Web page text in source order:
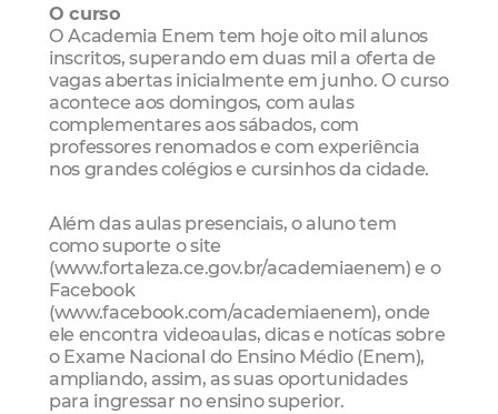
O curso
O Academia Enem tem hoje oito mil alunos
inscritos, superando em duas mil a oferta de
vagas abertas inicialmente em junho. O curso
acontece aos domingos, com aulas
complementares aos sábados, com
professores renomados e com experiência
nos grandes colégios e cursinhos da cidade.
Além das aulas presenciais, o aluno tem
como suporte o site
(www.fortaleza.ce.gov.br/academiaenem) e o
Facebook
(www.facebook.com/academiaenem), onde
ele encontra videoaulas, dicas e notícas sobre
o Exame Nacional do Ensino Médio (Enem),
ampliando, assim, as suas oportunidades
para ingressar no ensino superior.